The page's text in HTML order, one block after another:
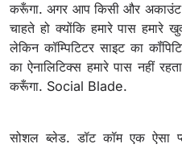
करूँगा. अगर आप किसी और
चाहते हो क्योंकि हमारे पास
लेकिन कॉम्पिटिटर साइट का
का ऐनालिटिक्स हमारे पास नहीं
करूँगा. Social Blade.
सोशल ब्लेड. डॉट कॉम एक ऐसा